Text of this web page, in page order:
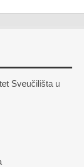
Sveučilišta u